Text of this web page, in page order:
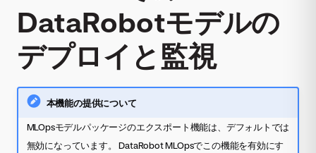
DataRobotモデルの
デプロイと監視
本機能の提供について
MLOpsモデルパッケージのエクスポート機能は、デフォルトでは
無効になっています。 DataRobot MLOpsでこの機能を有効にす